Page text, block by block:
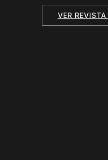
VER